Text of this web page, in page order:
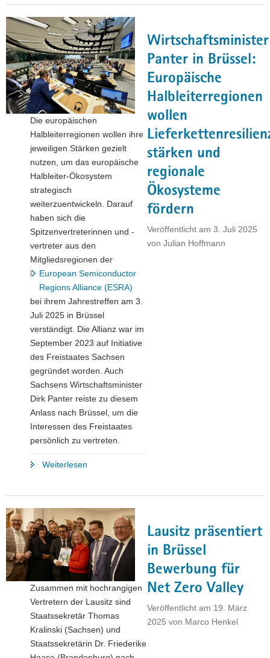
und
positioniert
sich
zum
Mehrjährigen
Finanzrahmen
der
EU
ab
2028"
Wirtschaftsminister
Panter in Brüssel:
Europäische
Halbleiterregionen
wollen
stärken und
regionale
Ökosysteme
fördern
Veröffentlicht am 3. Juli 2025
von Julian Hoffmann
Die europäischen
Halbleiterregionen wollen ihre
jeweiligen Stärken gezielt
nutzen, um das europäische
Halbleiter-Ökosystem
strategisch
weiterzuentwickeln. Darauf
haben sich die
Spitzenvertreterinnen und -
vertreter aus den
Mitgliedsregionen der
European Semiconductor
Regions Alliance (ESRA)
bei ihrem Jahrestreffen am 3.
Juli 2025 in Brüssel
verständigt. Die Allianz war im
September 2023 auf Initiative
des Freistaates Sachsen
gegründet worden. Auch
Sachsens Wirtschaftsminister
Dirk Panter reiste zu diesem
Anlass nach Brüssel, um die
Interessen des Freistaates
persönlich zu vertreten.
Weiterlesen
Brüssel:
Europäische
Halbleiterregionen
wollen
Lieferkettenresilienz
stärken
und
regionale
Ökosysteme
fördern"
Lausitz präsentiert
in Brüssel
Bewerbung für
Net Zero Valley
Veröffentlicht am 19. März
2025 von Marco Henkel
Zusammen mit hochrangigen
Vertretern der Lausitz sind
Staatssekretär Thomas
Kralinski (Sachsen) und
Staatssekretärin Dr. Friederike